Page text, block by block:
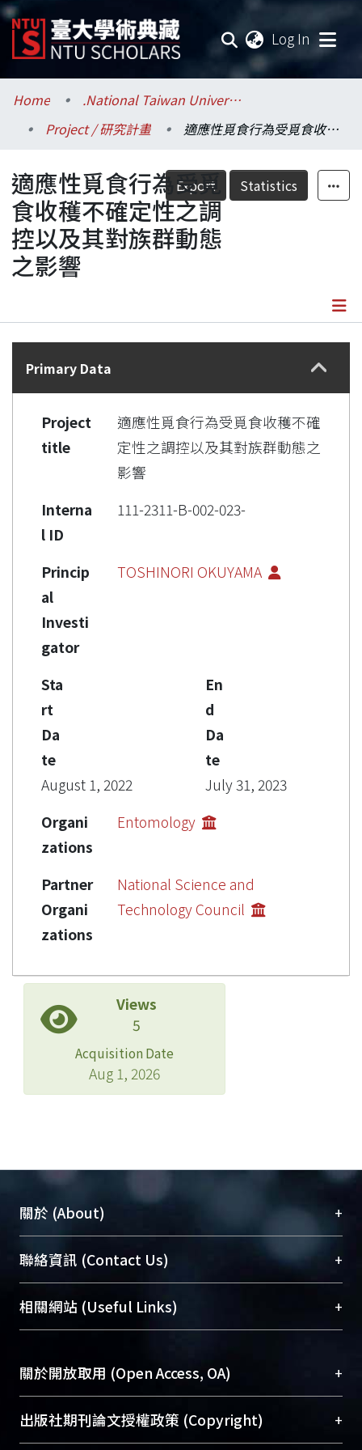
Log In
Communities & Collections
Research Outputs
Fundings & Projects
Researchers
Organizations
Home
.National Taiwan University / 國立臺灣大學
Project / 研究計畫
適應性覓食行為受覓食收穫不確定性之調控以及其對族群動態之影響
Export Statistics
適應性覓食行為受覓
食收穫不確定性之調
控以及其對族群動態
之影響
Details
Primary Data
Project
title
適應性覓食行為受覓食收穫不確
定性之調控以及其對族群動態之
影響
Interna
l ID
111-2311-B-002-023-
Princip
al
Investi
gator
TOSHINORI OKUYAMA
Sta
rt
Da
te
August 1, 2022
En
d
Da
te
July 31, 2023
Organi
zations
Entomology
Partner
Organi
zations
National Science and
Technology Council
Views
5
Acquisition Date
Aug 1, 2026
關於 (About) +
臺大位居世界頂尖大學之列，為永久珍藏及向國際
展現本校豐碩的研究成果及學術能量，圖書館整合
機構典藏（NTUR）與學術庫（AH）不同功能平
台，成為臺大學術典藏NTU scholars。期能整合研
成果。
To permanently archive and promote researcher
profiles and scholarly works, Library integrates the
services of “NTU Repository” with “Academic
聯絡資訊 (Contact Us) +
總館學科館員(Main Library)
醫學圖書館學科館員(Medical Library)
Sciences Library)
相關網站 (Useful Links) +
關於開放取用 (Open Access, OA) +
開放取用是從使用者角度提升資訊取用性的社會運
動，應用在學術研究上是透過將研究著作公開供使
出版社期刊論文授權政策 (Copyright) +